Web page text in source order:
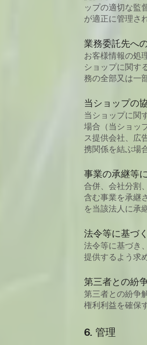
ップの適切な監
が適正に管理さ
業務委託先へ
お客様情報の処
ショップに関す
務の全部又は一
当ショップの
当ショップに関
場合（当ショッ
ス提供会社、広
携関係を結ぶ場
事業の承継等
合併、会社分割
含む事業を承継
を当該法人に承
法令等に基づ
法令等に基づき
提供するよう求
第三者との紛
第三者との紛争
権利利益を確保
6. 管理